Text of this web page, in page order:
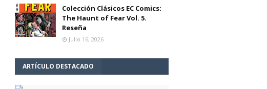
Colección Clásicos EC Comics:
The Haunt of Fear Vol. 5.
Reseña
Julio 16, 2026
ARTÍCULO DESTACADO